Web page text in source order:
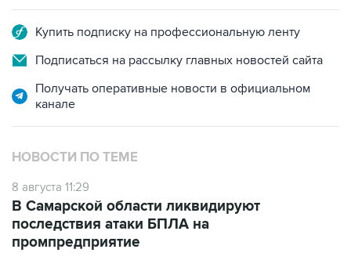
Купить подписку на профессиональную ленту
Подписаться на рассылку главных новостей сайта
Получать оперативные новости в официальном
канале
НОВОСТИ ПО ТЕМЕ
8 августа 11:29
В Самарской области ликвидируют
последствия атаки БПЛА на
промпредприятие